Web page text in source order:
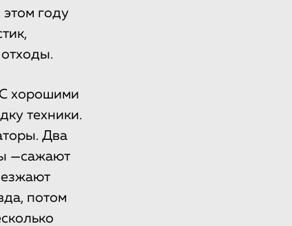
году
С хорошими
техники.
Два
—сажают
потом